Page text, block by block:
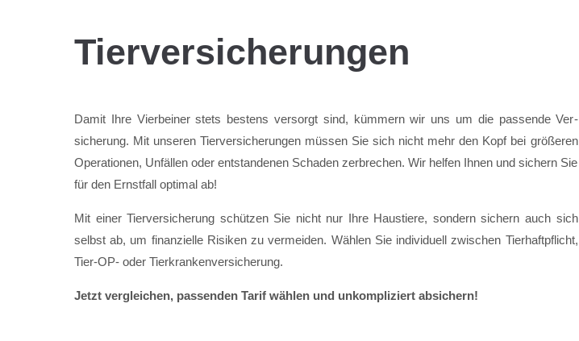
Tierversicherungen
Damit Ihre Vier­beiner stets bestens ver­sorgt sind, kümmern wir uns um die passende Ver­
sicher­ung. Mit unseren Tier­ver­sicher­ungen müssen Sie sich nicht mehr den Kopf bei größeren
Operationen, Un­fällen oder ent­standenen Schaden zer­brechen. Wir helfen Ihnen und sichern Sie
für den Ernstfall optimal ab!
Mit einer Tier­ver­sicher­ung schützen Sie nicht nur Ihre Haus­tiere, sondern sichern auch sich
selbst ab, um finanzielle Risiken zu ver­meiden. Wählen Sie individuell zwischen Tier­haftpflicht,
Tier-OP- oder Tier­kranken­versicherung.
Jetzt vergleichen, passenden Tarif wählen und unkompliziert absichern!